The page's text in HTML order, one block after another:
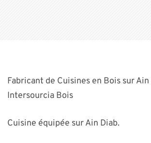
Fabricant de Cuisines en Bois sur Ain
Intersourcia Bois
Cuisine équipée sur Ain Diab.